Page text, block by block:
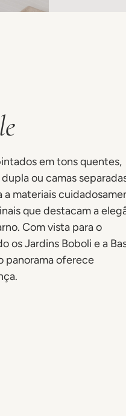
em tons quentes,
ou camas
materiais
que destacam a
Com vista para o
os Jardins Boboli e a
panorama oferece